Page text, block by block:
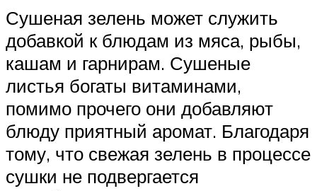
Сушеная зелень может служить
добавкой к блюдам из мяса, рыбы,
кашам и гарнирам. Сушеные
листья богаты витаминами,
помимо прочего они добавляют
блюду приятный аромат. Благодаря
тому, что свежая зелень в процессе
сушки не подвергается